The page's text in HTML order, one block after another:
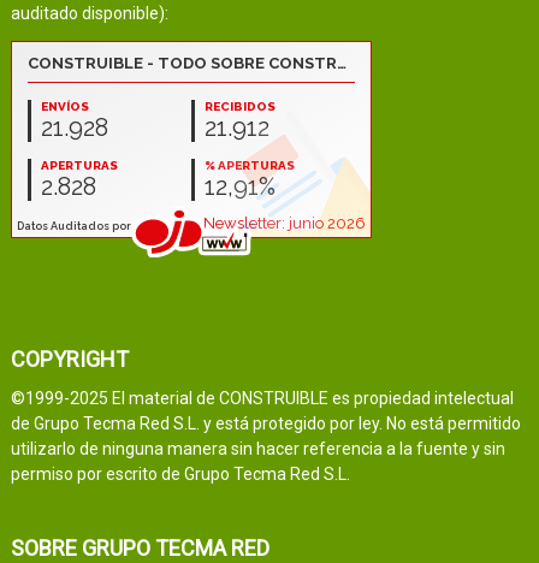
auditado disponible):
COPYRIGHT
©1999-2025 El material de CONSTRUIBLE es propiedad intelectual
de Grupo Tecma Red S.L. y está protegido por ley. No está permitido
utilizarlo de ninguna manera sin hacer referencia a la fuente y sin
permiso por escrito de Grupo Tecma Red S.L.
SOBRE GRUPO TECMA RED